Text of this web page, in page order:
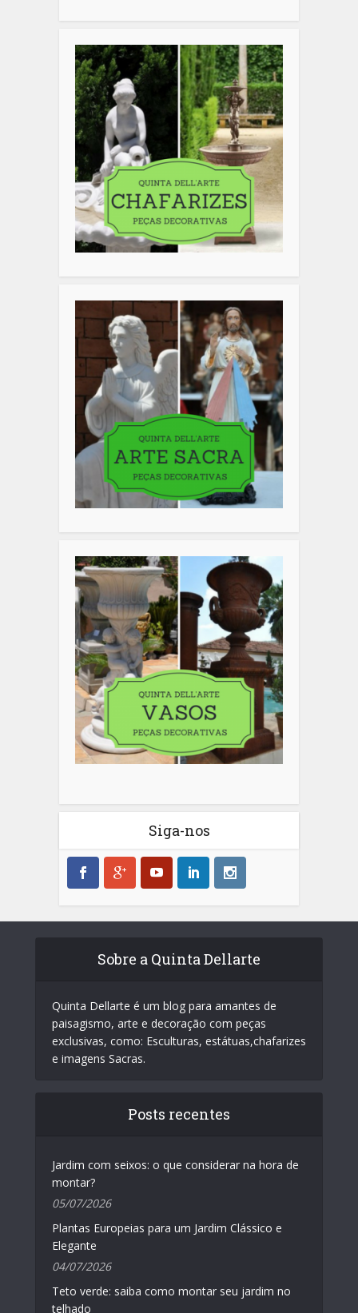
Siga-nos
Sobre a Quinta Dellarte
Quinta Dellarte é um blog para amantes de
paisagismo, arte e decoração com peças
exclusivas, como: Esculturas, estátuas,chafarizes
e imagens Sacras.
Posts recentes
Jardim com seixos: o que considerar na hora de
montar?
05/07/2026
Plantas Europeias para um Jardim Clássico e
Elegante
04/07/2026
Teto verde: saiba como montar seu jardim no
telhado